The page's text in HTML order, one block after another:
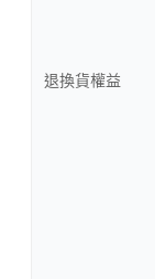
退換貨權益